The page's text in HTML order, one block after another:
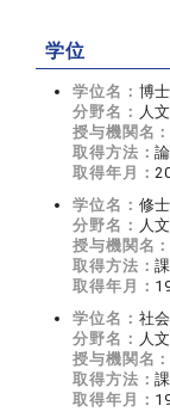
学位
学位名： 博
分野名： 人
授与機関名：
取得方法：
取得年月：
学位名： 修
分野名： 人
授与機関名：
取得方法：
取得年月：
学位名： 社
分野名： 人
授与機関名
取得方法：
取得年月：